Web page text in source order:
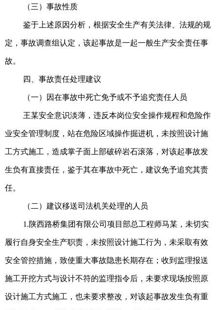
（三）事故性质
鉴于上述原因分析，根据安全生产有关法律、法规的规
定，事故调查组认定，该起事故是一起一般生产安全责任事
故。
四、事故责任处理建议
（一）因在事故中死亡免予或不予追究责任人员
王某安全意识淡薄，违反本岗位安全操作规程和危险作
业安全管理制度，站在危险区域操作掘进机，未按照设计施
工方式施工，造成掌子面上部破碎岩石滚落，对该起事故发
生负有直接责任，鉴于其在事故中死亡，建议免予追究其责
任。
（二）建议移送司法机关处理的人员
1.陕西路桥集团有限公司项目部总工程师马某，未切实
履行自身安全生产职责，未按照设计施工行为，未采取有效
安全管控措施，致使重大事故隐患长期存在；收到监理报送
施工开挖方式与设计不符的监理指令后，未要求现场按照原
设计施工方式施工，也未要求整改，对该起事故发生负有重